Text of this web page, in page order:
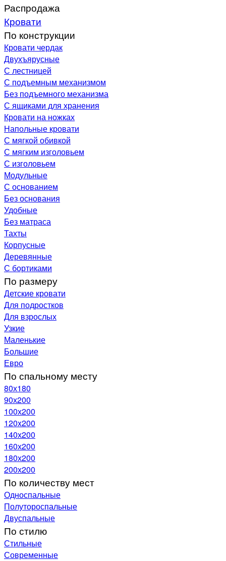
Распродажа
Кровати
По конструкции
Кровати чердак
Двухъярусные
С лестницей
С подъемным механизмом
Без подъемного механизма
С ящиками для хранения
Кровати на ножках
Напольные кровати
С мягкой обивкой
С мягким изголовьем
С изголовьем
Модульные
С основанием
Без основания
Удобные
Без матраса
Тахты
Корпусные
Деревянные
С бортиками
По размеру
Детские кровати
Для подростков
Для взрослых
Узкие
Маленькие
Большие
Евро
По спальному месту
80х180
90х200
100х200
120x200
140х200
160х200
180х200
200х200
По количеству мест
Односпальные
Полутороспальные
Двуспальные
По стилю
Стильные
Современные